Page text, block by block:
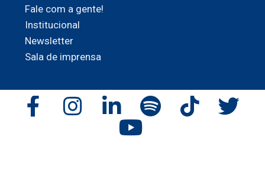
Fale com a gente!
Institucional
Newsletter
Sala de imprensa